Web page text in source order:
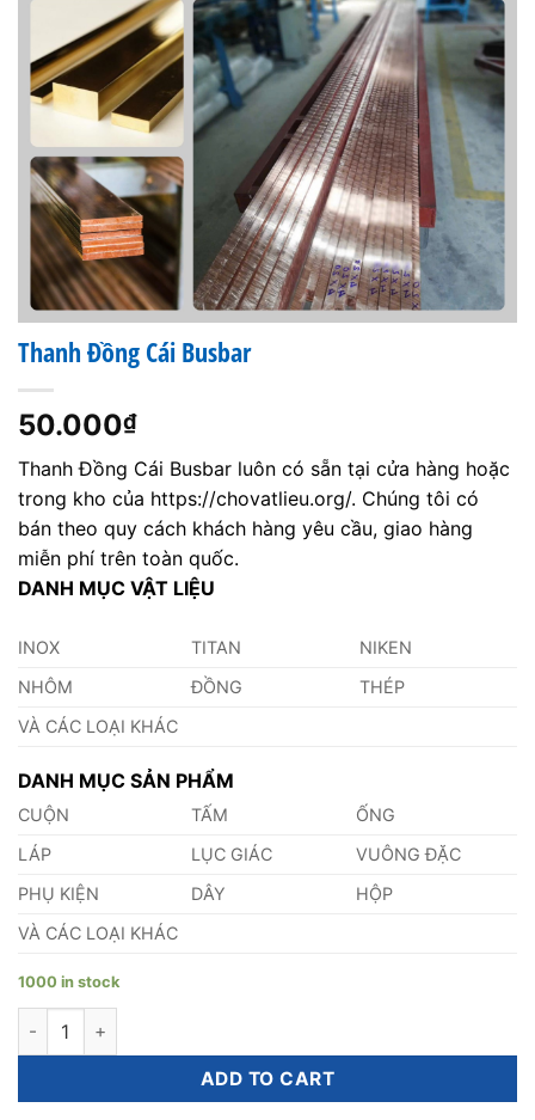
Thanh Đồng Cái Busbar
50.000₫
Thanh Đồng Cái Busbar luôn có sẵn tại cửa hàng hoặc
trong kho của https://chovatlieu.org/. Chúng tôi có
bán theo quy cách khách hàng yêu cầu, giao hàng
miễn phí trên toàn quốc.
DANH MỤC VẬT LIỆU
INOX TITAN
NIKEN
NHÔM
ĐỒNG
THÉP
VÀ CÁC LOẠI KHÁC
DANH MỤC SẢN PHẨM
CUỘN TẤM
ỐNG
LÁP
LỤC GIÁC
VUÔNG ĐẶC
PHỤ KIỆN
DÂY
HỘP
VÀ CÁC LOẠI KHÁC
1000 in stock
Thanh Đồng Cái Busbar quantity
ADD TO CART